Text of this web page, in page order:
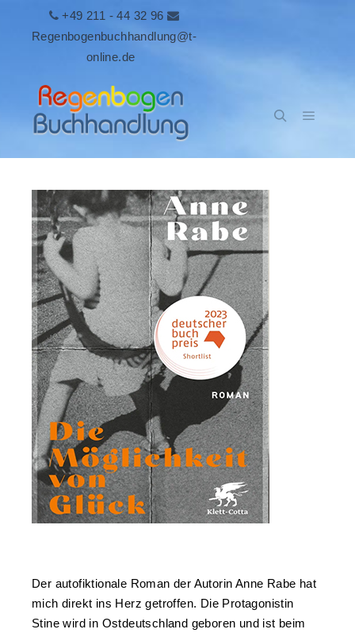
+49 211 - 44 32 96
Regenbogenbuchhandlung@t-
online.de
Der autofiktionale Roman der Autorin Anne Rabe hat
mich direkt ins Herz getroffen. Die Protagonistin
Stine wird in Ostdeutschland geboren und ist beim